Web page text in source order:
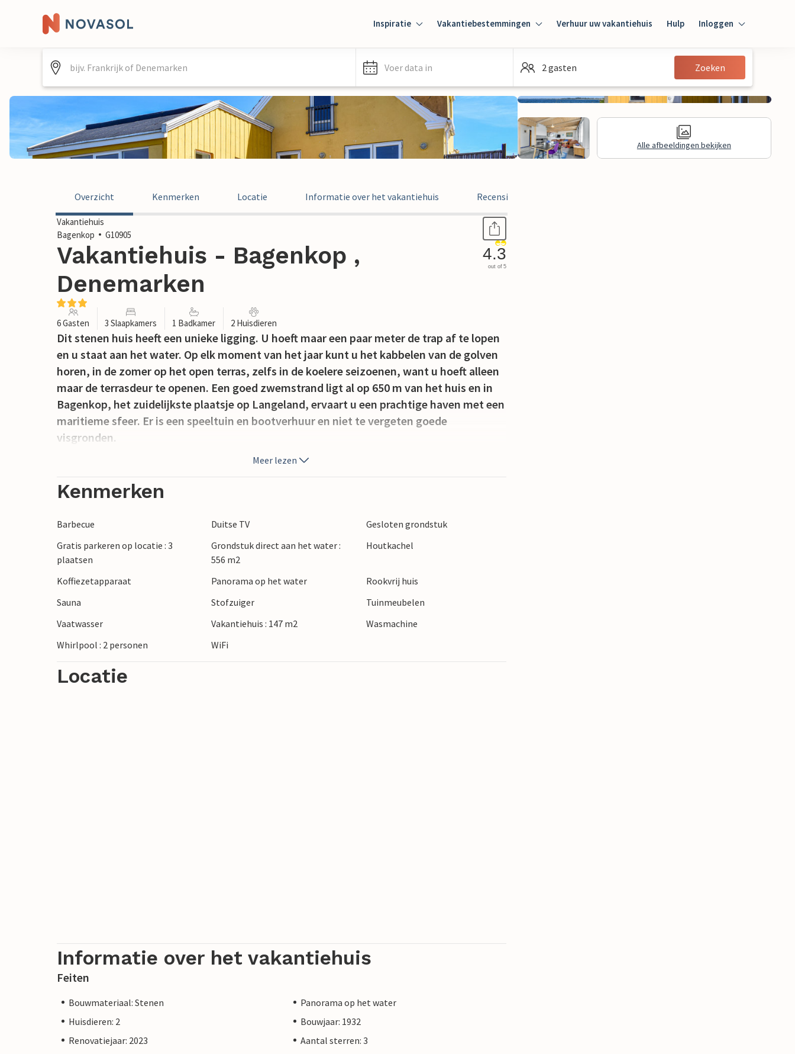
Inspiratie Vakantiebestemmingen Verhuur uw vakantiehuis Hulp Inloggen
Inloggen
Gast
Voer data in 2 gasten Zoeken
Alle afbeeldingen bekijken
Overzicht Kenmerken Locatie Informatie over het vakantiehuis Recensies
Vakantiehuis
Bagenkop
G10905
Vakantiehuis - Bagenkop ,
Denemarken
4.3
out of 5
6 Gasten 3 Slaapkamers 1 Badkamer 2 Huisdieren
Dit stenen huis heeft een unieke ligging. U hoeft maar een paar meter de trap af te lopen
en u staat aan het water. Op elk moment van het jaar kunt u het kabbelen van de golven
horen, in de zomer op het open terras, zelfs in de koelere seizoenen, want u hoeft alleen
maar de terrasdeur te openen. Een goed zwemstrand ligt al op 650 m van het huis en in
Bagenkop, het zuidelijkste plaatsje op Langeland, ervaart u een prachtige haven met een
maritieme sfeer. Er is een speeltuin en bootverhuur en niet te vergeten goede
visgronden.
Meer lezen
Kenmerken
Barbecue Duitse TV
Gesloten grondstuk
Gratis parkeren op locatie : 3
plaatsen
Grondstuk direct aan het water :
556 m2
Houtkachel
Koffiezetapparaat Panorama op het water
Rookvrij huis
Sauna
Stofzuiger
Tuinmeubelen
Vaatwasser
Vakantiehuis : 147 m2
Wasmachine
Whirlpool : 2 personen
WiFi
Locatie
Informatie over het vakantiehuis
Feiten
Bouwmateriaal: Stenen
Panorama op het water
Huisdieren: 2
Bouwjaar: 1932
Renovatiejaar: 2023
Aantal sterren: 3